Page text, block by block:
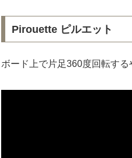
Pirouette ピルエット
ボード上で片足360度回転する